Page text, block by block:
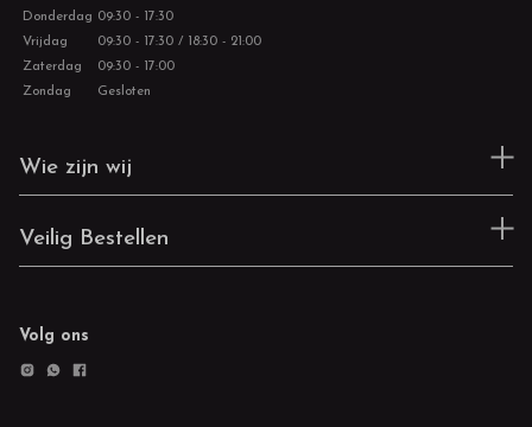
Donderdag 09:30 - 17:30
Vrijdag
09:30 - 17:30 / 18:30 - 21:00
Zaterdag
09:30 - 17:00
Zondag
Gesloten
Wie zijn wij
Veilig Bestellen
Volg ons